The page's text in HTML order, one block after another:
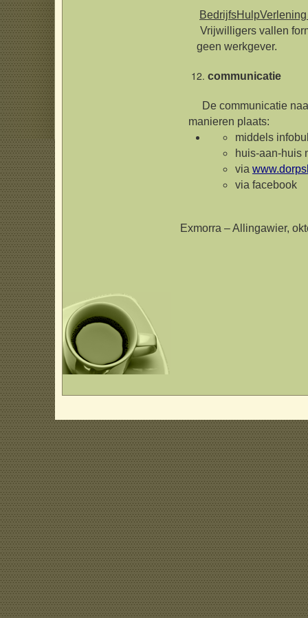
Vrijwilligers vallen
geen werkgever.
communicatie
De communicatie
manieren plaats:
middels
huis-aan-huis
via
via facebook
Exmorra – Allingawier,